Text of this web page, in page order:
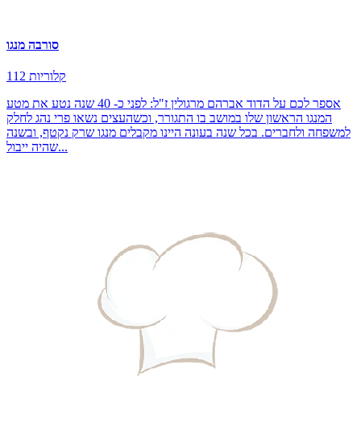
סורבה מנגו
112 קלוריות
אספר לכם על הדוד אברהם מרגולין ז"ל: לפני כ- 40 שנה נטע את מטע
המנגו הראשון שלו במושב בו התגורר, וכשהעצים נשאו פרי נהג לחלק
למשפחה ולחברים. בכל שנה בעונה היינו מקבלים מנגו שרק נקטף, ובשנה
שהיה ייבול...